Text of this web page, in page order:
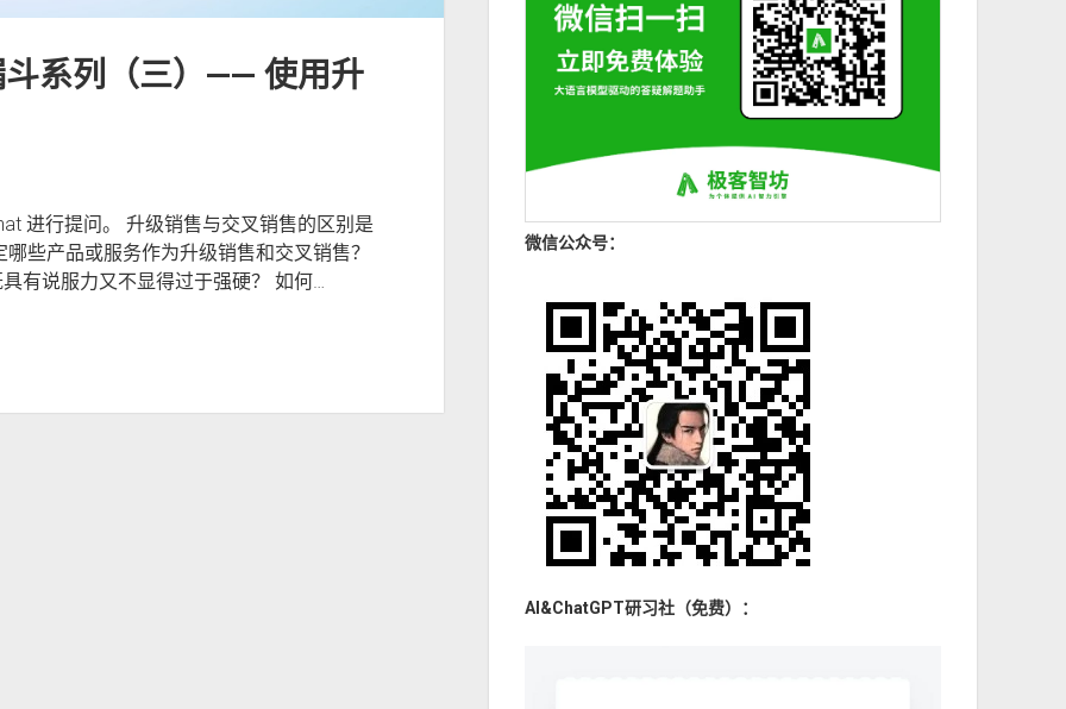
斗系列（三）—— 使用升
进行提问。 升级销售与交叉销售的区别是
些产品或服务作为升级销售和交叉销售？
有说服力又不显得过于强硬？ 如何…
微信公众号：
AI&ChatGPT研习社（免费）：